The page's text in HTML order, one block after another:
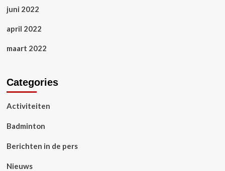
juni 2022
april 2022
maart 2022
Categories
Activiteiten
Badminton
Berichten in de pers
Nieuws